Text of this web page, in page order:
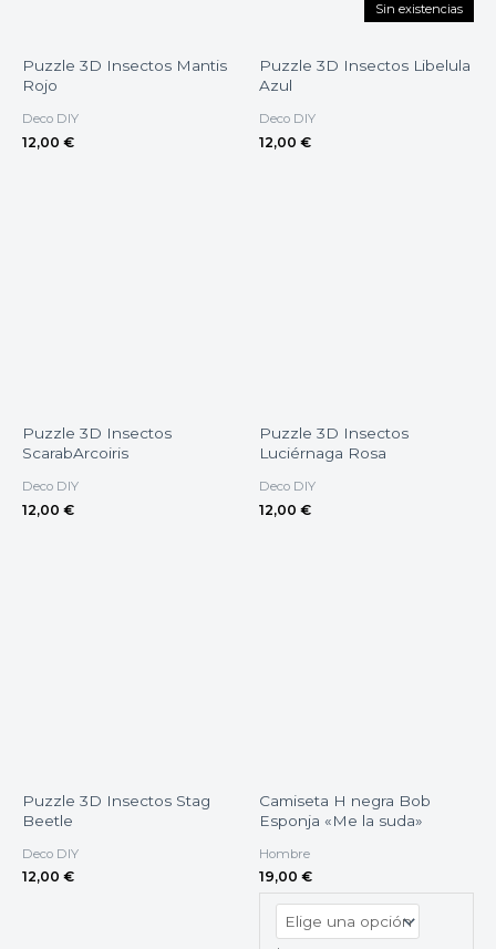
Puzzle 3D Insectos Mantis
Rojo
Deco DIY
12,00 €
Sin existencias
Puzzle 3D Insectos Libelula
Azul
Deco DIY
12,00 €
Puzzle 3D Insectos
ScarabArcoiris
Deco DIY
12,00 €
Puzzle 3D Insectos
Luciérnaga Rosa
Deco DIY
12,00 €
Puzzle 3D Insectos Stag
Beetle
Deco DIY
12,00 €
Camiseta H negra Bob
Esponja «Me la suda»
Hombre
19,00 €